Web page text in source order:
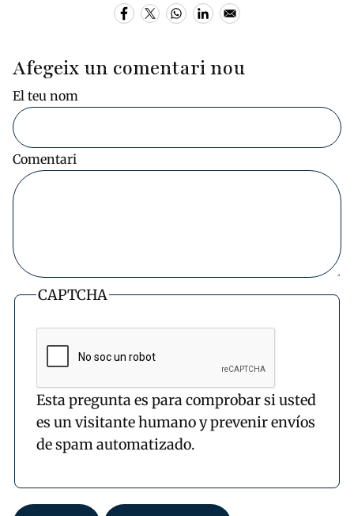
Afegeix un comentari nou
El teu nom
Comentari
CAPTCHA
Esta pregunta es para comprobar si usted
es un visitante humano y prevenir envíos
de spam automatizado.